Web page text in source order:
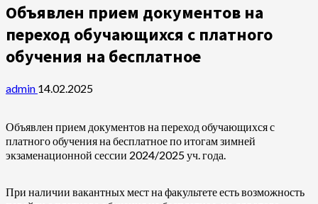
Объявлен прием документов на
переход обучающихся с платного
обучения на бесплатное
admin 14.02.2025
Объявлен прием документов на переход обучающихся с
платного обучения на бесплатное по итогам зимней
экзаменационной сессии 2024/2025 уч. года.
При наличии вакантных мест на факультете есть возможность